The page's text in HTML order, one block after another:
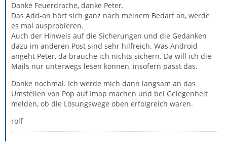
Danke Feuerdrache, danke Peter.
Das Add-on hört sich ganz nach meinem Bedarf an, werde
es mal ausprobieren.
Auch der Hinweis auf die Sicherungen und die Gedanken
dazu im anderen Post sind sehr hilfreich. Was Android
angeht Peter, da brauche ich nichts sichern. Da will ich die
Mails nur unterwegs lesen können, insofern passt das.
Danke nochmal. Ich werde mich dann langsam an das
Umstellen von Pop auf Imap machen und bei Gelegenheit
melden, ob die Lösungswege oben erfolgreich waren.
rolf